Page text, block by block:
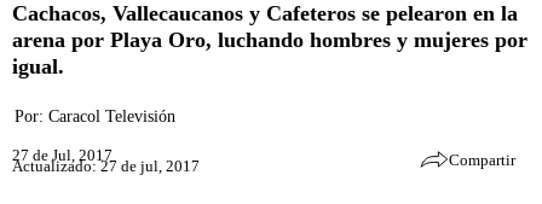
Cachacos, Vallecaucanos y Cafeteros se pelearon en la
arena por Playa Oro, luchando hombres y mujeres por
igual.
Por: Caracol Televisión
27 de Jul, 2017
Actualizado: 27 de jul, 2017 Compartir